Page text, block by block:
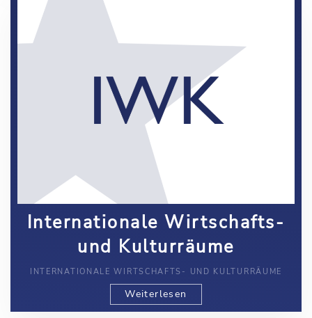
Internationale Wirtschafts-
und Kulturräume
INTERNATIONALE WIRTSCHAFTS- UND KULTURRÄUME
Weiterlesen